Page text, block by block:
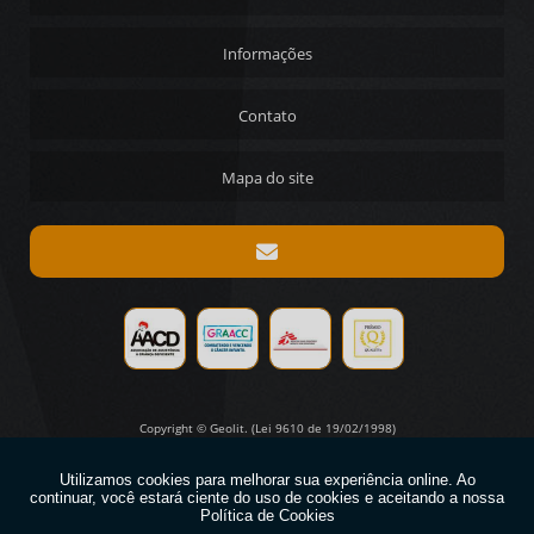
REBOLO DIAMANTADO PARA AFIAÇÃO PREÇO
Informações
Contato
Mapa do site
Copyright © Geolit. (Lei 9610 de 19/02/1998)
W3C